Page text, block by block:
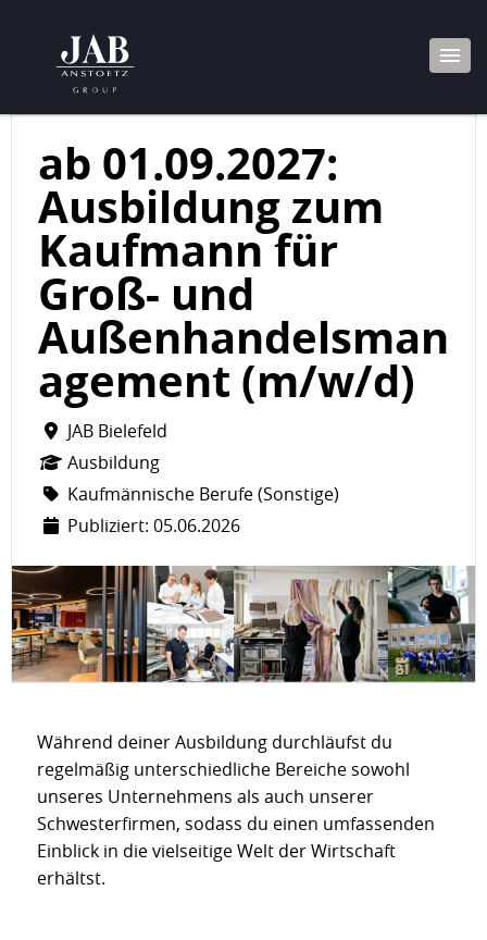
ab 01.09.2027:
Ausbildung zum
Kaufmann für
Groß- und
Außenhandelsman
agement (m/w/d)
JAB Bielefeld
Ausbildung
Kaufmännische Berufe (Sonstige)
Publiziert: 05.06.2026
Während deiner Ausbildung durchläufst du
regelmäßig unterschiedliche Bereiche sowohl
unseres Unternehmens als auch unserer
Schwesterfirmen, sodass du einen umfassenden
Einblick in die vielseitige Welt der Wirtschaft
erhältst.